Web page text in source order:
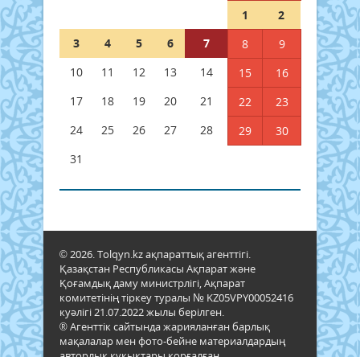
1
2
3
4 5 6 7 8
9
10
11 12 13 14 15
16
17
18 19 20 21 22
23
24
25 26 27 28 29
30
31
© 2026. Tolqyn.kz ақпараттық агенттігі.
Қазақстан Республикасы Ақпарат және
Қоғамдық даму министрлігі, Ақпарат
комитетінің тіркеу туралы № KZ05VPY00052416
куәлігі 21.07.2022 жылы берілген.
® Агенттік сайтында жарияланған барлық
мақалалар мен фото-бейне материалдардың